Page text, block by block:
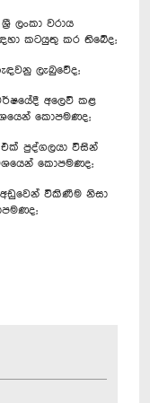
ලංකා වරාය
කටයුතු කර තිබේද;
ලැබුවේද;
අලෙවි කළ
කොපමණද;
පුද්ගලයා විසින්
කොපමණද;
අඩුවෙන් විකිණීම නිසා